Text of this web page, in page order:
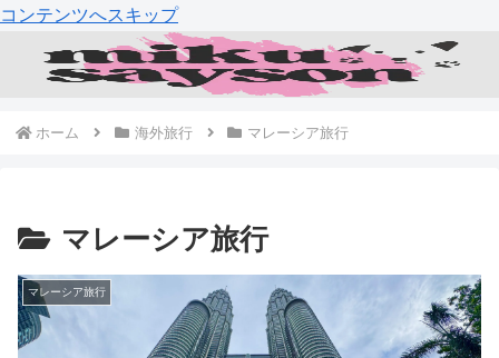
コンテンツへスキップ
ホーム 海外旅行 マレーシア旅行
マレーシア旅行
マレーシア旅行